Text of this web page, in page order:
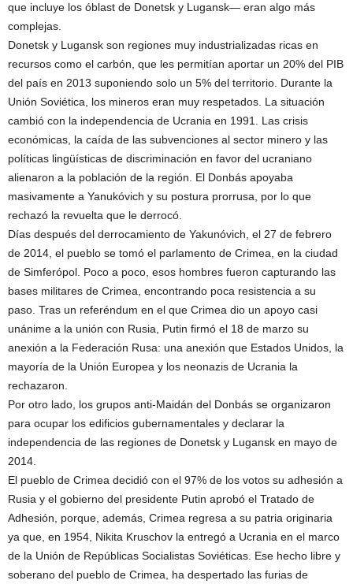
que incluye los óblast de Donetsk y Lugansk— eran algo más
complejas.
Donetsk y Lugansk son regiones muy industrializadas ricas en
recursos como el carbón, que les permitían aportar un 20% del PIB
del país en 2013 suponiendo solo un 5% del territorio. Durante la
Unión Soviética, los mineros eran muy respetados. La situación
cambió con la independencia de Ucrania en 1991. Las crisis
económicas, la caída de las subvenciones al sector minero y las
políticas lingüísticas de discriminación en favor del ucraniano
alienaron a la población de la región. El Donbás apoyaba
masivamente a Yanukóvich y su postura prorrusa, por lo que
rechazó la revuelta que le derrocó.
Días después del derrocamiento de Yakunóvich, el 27 de febrero
de 2014, el pueblo se tomó el parlamento de Crimea, en la ciudad
de Simferópol. Poco a poco, esos hombres fueron capturando las
bases militares de Crimea, encontrando poca resistencia a su
paso. Tras un referéndum en el que Crimea dio un apoyo casi
unánime a la unión con Rusia, Putin firmó el 18 de marzo su
anexión a la Federación Rusa: una anexión que Estados Unidos, la
mayoría de la Unión Europea y los neonazis de Ucrania la
rechazaron.
Por otro lado, los grupos anti-Maidán del Donbás se organizaron
para ocupar los edificios gubernamentales y declarar la
independencia de las regiones de Donetsk y Lugansk en mayo de
2014.
El pueblo de Crimea decidió con el 97% de los votos su adhesión a
Rusia y el gobierno del presidente Putin aprobó el Tratado de
Adhesión, porque, además, Crimea regresa a su patria originaria
ya que, en 1954, Nikita Kruschov la entregó a Ucrania en el marco
de la Unión de Repúblicas Socialistas Soviéticas. Ese hecho libre y
soberano del pueblo de Crimea, ha despertado las furias de